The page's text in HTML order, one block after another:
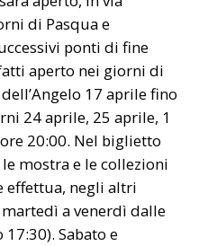
di Pasqua e
ponti di fine
aperto nei giorni di
17 aprile fino
24 aprile, 25 aprile, 1
20:00. Nel biglietto
mostra e le collezioni
effettua, negli altri
a venerdì dalle
Sabato e